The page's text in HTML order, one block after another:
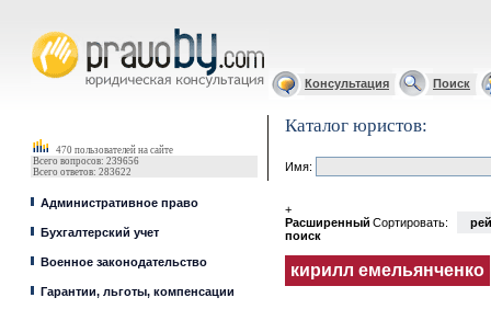
Консультация Поиск
470 пользователей на сайте
Всего вопросов: 239656
Всего ответов: 283622
Административное право
Бухгалтерский учет
Военное законодательство
Гарантии, льготы, компенсации
Каталог юристов:
Имя:
+
Расширенный
поиск
Сортировать:
кирилл емельянченко